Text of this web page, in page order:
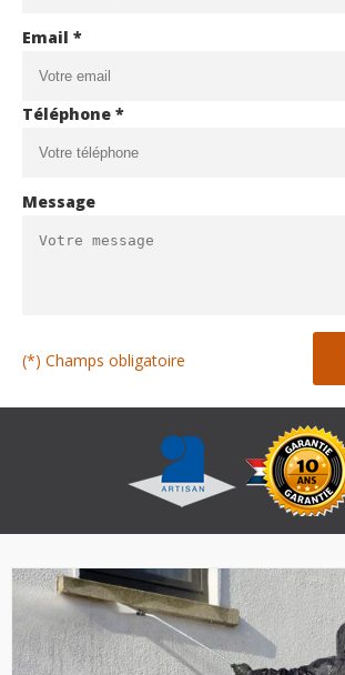
Email *
Téléphone *
Message
(*) Champs obligatoire